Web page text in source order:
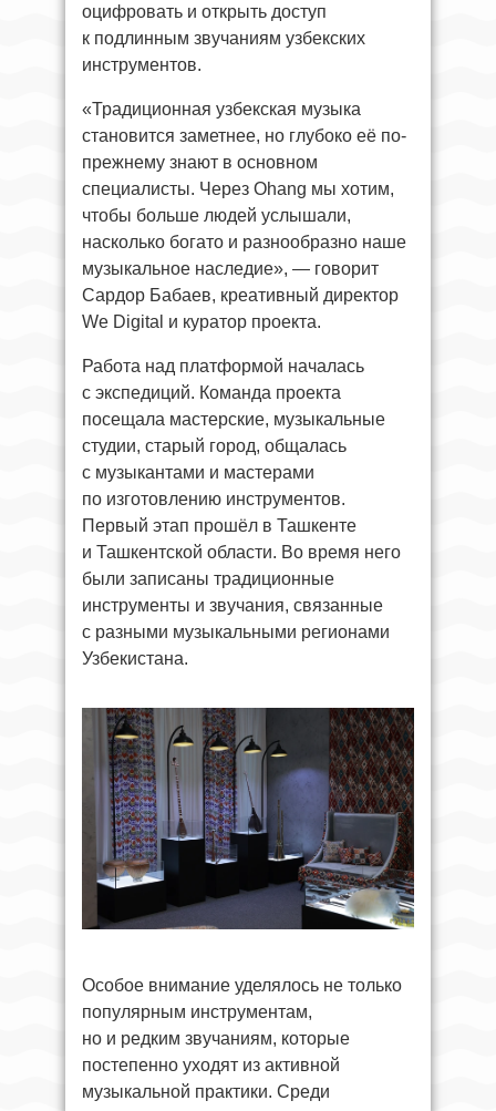
оцифровать и открыть доступ
к подлинным звучаниям узбекских
инструментов.
«Традиционная узбекская музыка
становится заметнее, но глубоко её по-
прежнему знают в основном
специалисты. Через Ohang мы хотим,
чтобы больше людей услышали,
насколько богато и разнообразно наше
музыкальное наследие», — говорит
Сардор Бабаев, креативный директор
We Digital и куратор проекта.
Работа над платформой началась
с экспедиций. Команда проекта
посещала мастерские, музыкальные
студии, старый город, общалась
с музыкантами и мастерами
по изготовлению инструментов.
Первый этап прошёл в Ташкенте
и Ташкентской области. Во время него
были записаны традиционные
инструменты и звучания, связанные
с разными музыкальными регионами
Узбекистана.
Особое внимание уделялось не только
популярным инструментам,
но и редким звучаниям, которые
постепенно уходят из активной
музыкальной практики. Среди